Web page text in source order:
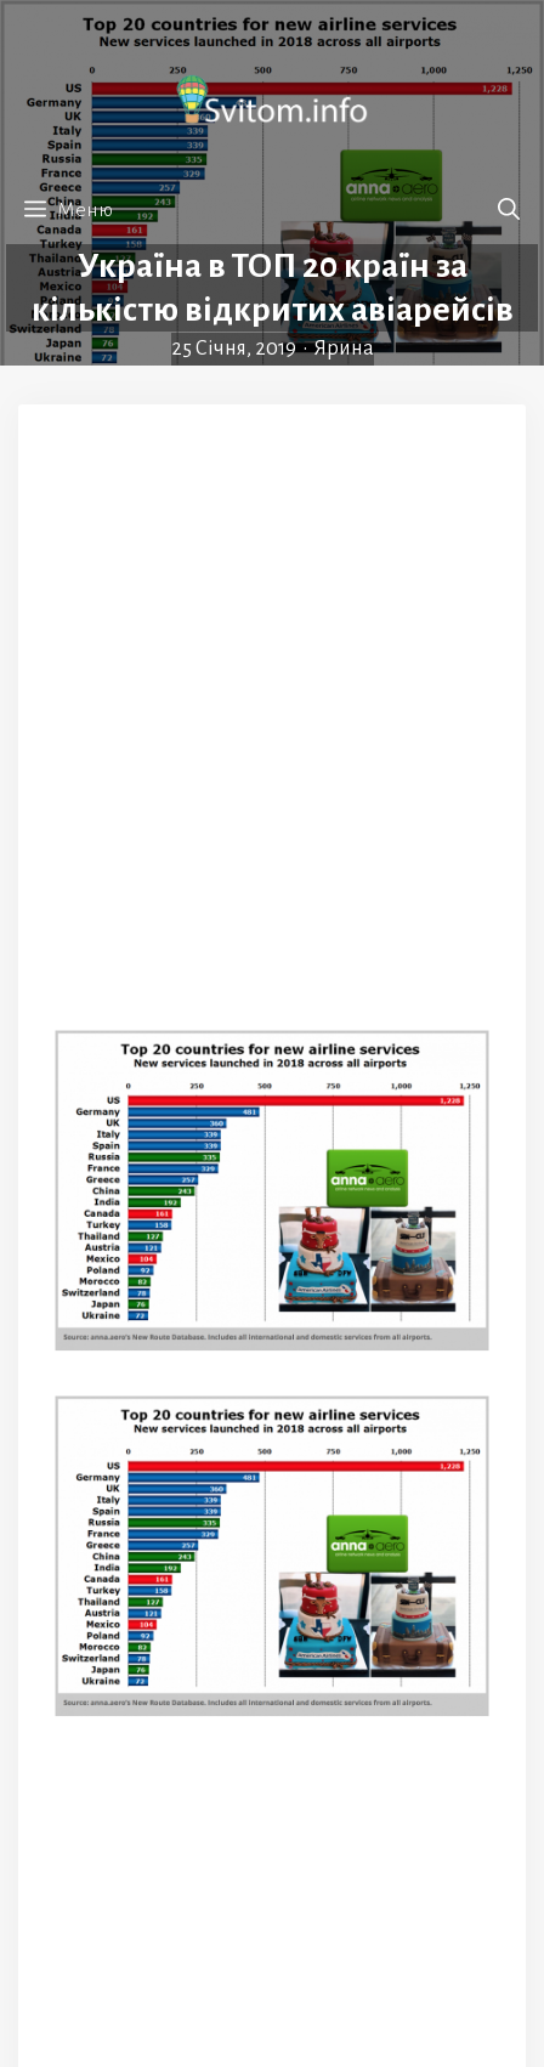
Меню
Україна в ТОП 20 країн за
кількістю відкритих авіарейсів
25 Січня, 2019 • Ярина